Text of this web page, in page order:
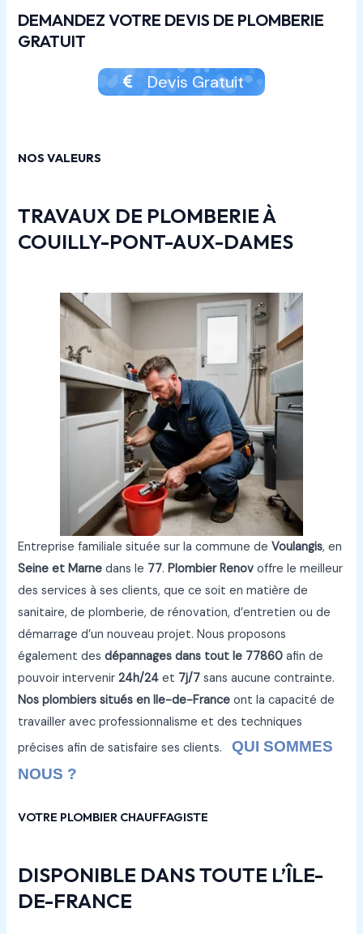
DEMANDEZ VOTRE DEVIS DE PLOMBERIE
GRATUIT
Devis Gratuit
NOS VALEURS
TRAVAUX DE PLOMBERIE À
COUILLY-PONT-AUX-DAMES
Entreprise familiale située sur la commune deVoulangis, en
Seine et Marnedans le 77.Plombier Renov offre le meilleur
des services à ses clients, que ce soit en matière de
sanitaire, de plomberie, de rénovation, d’entretien ou de
démarrage d’un nouveau projet. Nous proposons
également desdépannages dans tout le 77860 afin de
pouvoir intervenir24h/24 et 7j/7 sans aucune contrainte.
Nos plombiers situés en Ile-de-Franceont la capacité de
travailler avec professionnalisme et des techniques
précises afin de satisfaire ses clients.QUI SOMMES
NOUS ?
VOTRE PLOMBIER CHAUFFAGISTE
DISPONIBLE DANS TOUTE L’ÎLE-
DE-FRANCE